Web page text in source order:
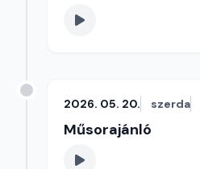
2026. 05. 20. szerda
Műsorajánló